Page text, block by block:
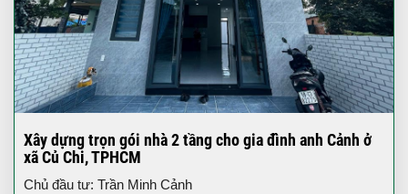
Xây dựng trọn gói nhà 2 tầng cho gia đình anh Cảnh ở
xã Củ Chi, TPHCM
Chủ đầu tư: Trần Minh Cảnh